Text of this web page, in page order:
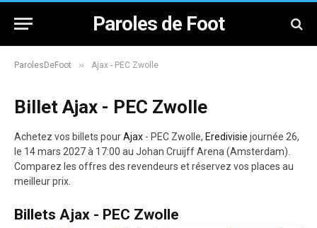
Paroles de Foot
ParolesDeFoot » Ajax - PEC Zwolle
Billet Ajax - PEC Zwolle
Achetez vos billets pourAjax - PEC Zwolle, Eredivisie journée 26,
le 14 mars 2027 à 17:00 au Johan Cruijff Arena (Amsterdam).
Comparez les offres des revendeurs et réservez vos places au
meilleur prix.
Billets Ajax - PEC Zwolle